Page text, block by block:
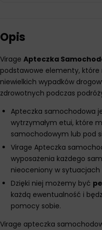
Opis
Virage Apteczka
podstawowe elementy,
niewielkich wypadków
zdrowotnych podczas
Apteczka samochodowa
wytrzymałym etui, które
samochodowym lub pod
Virage Apteczka
wyposażenia każdego
nieoceniony w sytuacjach
Dzięki niej możemy być
każdą ewentualność i
pomocy sobie.
Virage apteczka